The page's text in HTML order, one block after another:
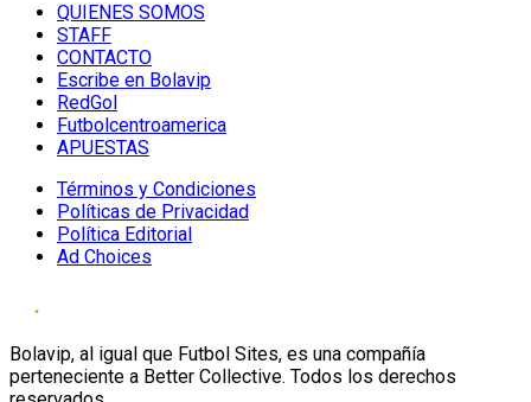
QUIENES SOMOS
STAFF
CONTACTO
Escribe en Bolavip
RedGol
Futbolcentroamerica
APUESTAS
Términos y Condiciones
Políticas de Privacidad
Política Editorial
Ad Choices
Bolavip, al igual que Futbol Sites, es una compañía
perteneciente a Better Collective. Todos los derechos